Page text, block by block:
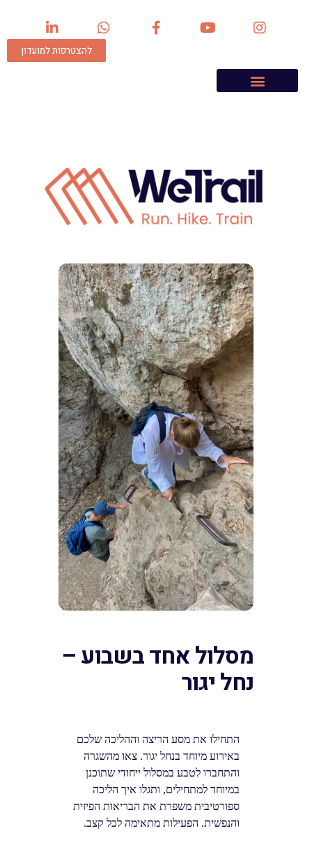
להצטרפות למועדון
מסלול אחד בשבוע –
נחל יגור
התחילו את מסע הריצה וההליכה שלכם
באירוע מיוחד בנחל יגור. צאו מהשגרה
והתחברו לטבע במסלול ייחודי שתוכנן
במיוחד למתחילים, ותגלו איך הליכה
ספורטיבית משפרת את הבריאות הפיזית
והנפשית. הפעילות מתאימה לכל קצב.